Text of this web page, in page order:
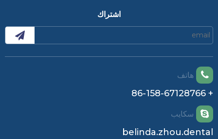
اشتراك
هاتف
+ 86-158-67128766
سكايب
belinda.zhou.dental